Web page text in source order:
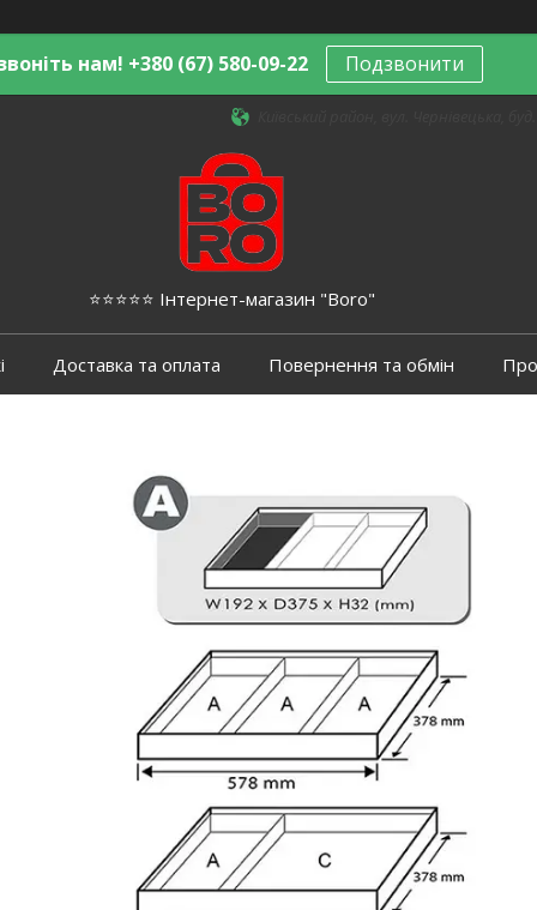
нам! +380 (67) 580-09-22 Подзвонити
⭐️⭐️⭐️⭐️⭐️ Інтернет-магазин "Boro"
Доставка та оплата Повернення та обмін